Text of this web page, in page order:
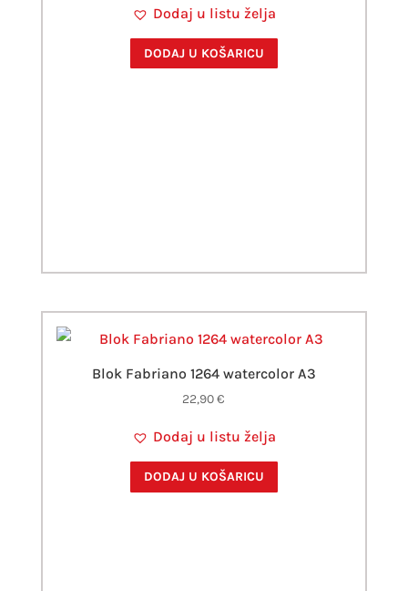
Dodaj u listu želja
DODAJ U KOŠARICU
Blok Fabriano 1264 watercolor A3
22,90€
Dodaj u listu želja
DODAJ U KOŠARICU